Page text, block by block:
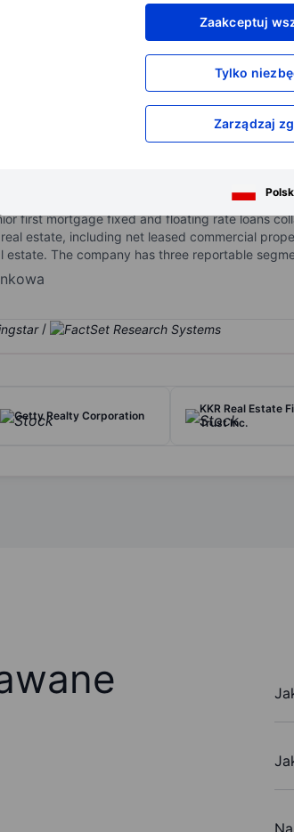
Zaakceptuj
Tylko
Zarządzaj
Otwórz kontoaby
managed real estate investment trust that is in
estate and real estate-related assets, focusing
first mortgage fixed and floating rate loans
estate, including net leased commercial
estate. The company has three reportable
/
Getty Realty Corporation
KKR Real Estate
Trust Inc.